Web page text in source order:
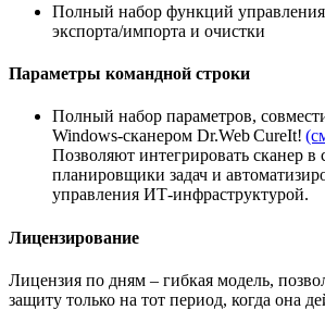
Полный набор функций
экспорта/импорта и очистки
Параметры командной строки
Полный набор параметров,
Windows‑сканером Dr.Web CureIt!
Позволяют интегрировать сканер в
планировщики задач и
управления ИТ‑инфраструктурой.
Лицензирование
Лицензия по дням – гибкая модель,
защиту только на тот период, когда она